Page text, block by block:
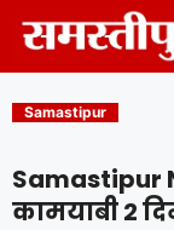
content
Samastipur
Samastipur
कामयाबी 2